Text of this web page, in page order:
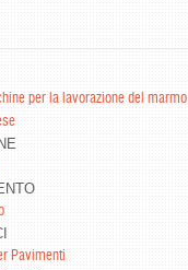
per la lavorazione del marmo
Pavimenti